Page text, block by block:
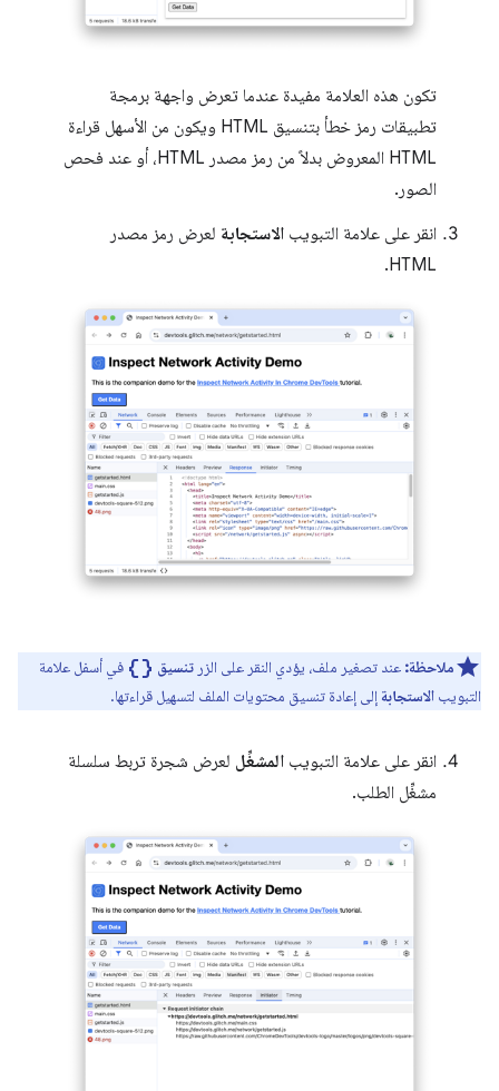
تكون هذه العلامة مفيدة عندما تعرض واجهة برمجة
تطبيقات رمز خطأ بتنسيق HTML ويكون من الأسهل قراءة
HTML المعروض بدلاً من رمز مصدر HTML، أو عند فحص
الصور.
انقر على علامة التبويب الاستجابة لعرض رمز مصدر
HTML.
ملاحظة: عند تصغير ملف، يؤدي النقر على الزر تنسيق data_object في أسفل علامة
التبويب الاستجابة إلى إعادة تنسيق محتويات الملف لتسهيل قراءتها.
انقر على علامة التبويب المشغِّل لعرض شجرة تربط سلسلة
مشغِّل الطلب.